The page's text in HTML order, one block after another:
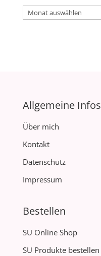
Archiv
Allgemeine Infos
Über mich
Kontakt
Datenschutz
Impressum
Bestellen
SU Online Shop
SU Produkte bestellen